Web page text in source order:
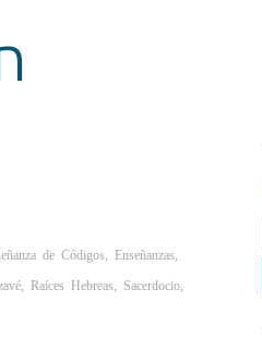
de Códigos Enseñanzas
Raíces Hebreas Sacerdocio